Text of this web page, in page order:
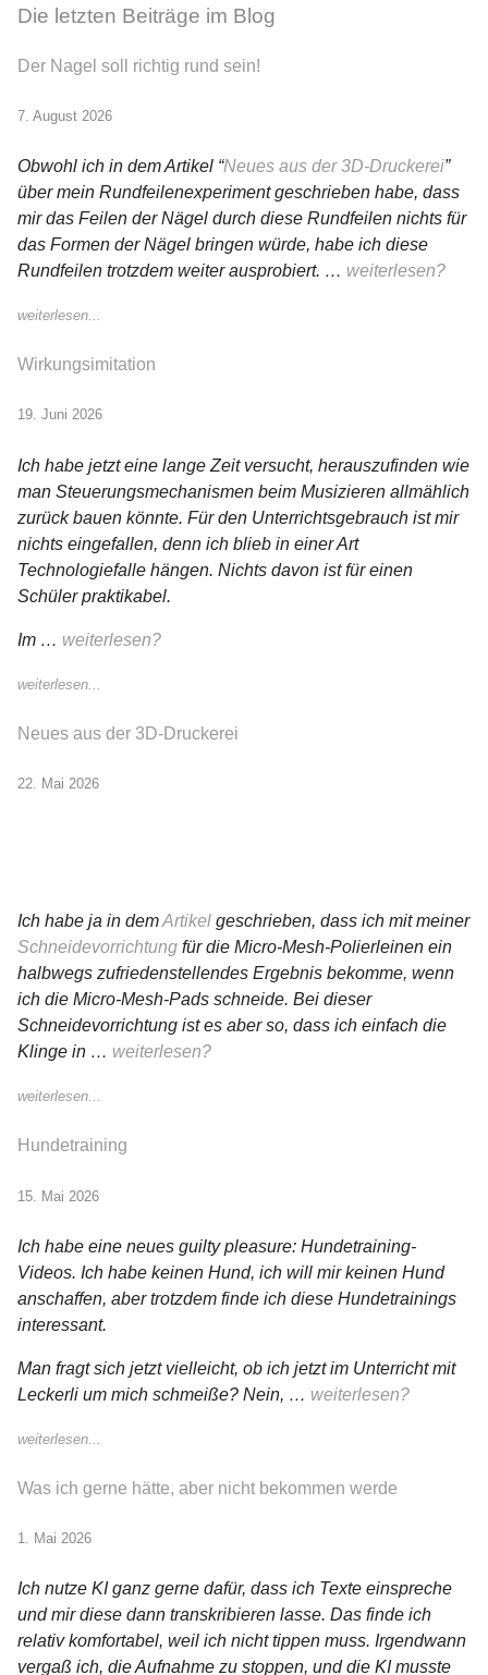
Die letzten Beiträge im Blog
Der Nagel soll richtig rund sein!
7. August 2026
Obwohl ich in dem Artikel “Neues aus der 3D-Druckerei”
über mein Rundfeilenexperiment geschrieben habe, dass
mir das Feilen der Nägel durch diese Rundfeilen nichts für
das Formen der Nägel bringen würde, habe ich diese
Rundfeilen trotzdem weiter ausprobiert. … weiterlesen?
weiterlesen...
Wirkungsimitation
19. Juni 2026
Ich habe jetzt eine lange Zeit versucht, herauszufinden wie
man Steuerungsmechanismen beim Musizieren allmählich
zurück bauen könnte. Für den Unterrichtsgebrauch ist mir
nichts eingefallen, denn ich blieb in einer Art
Technologiefalle hängen. Nichts davon ist für einen
Schüler praktikabel.
Im … weiterlesen?
weiterlesen...
Neues aus der 3D-Druckerei
22. Mai 2026
Ich habe ja in demArtikel geschrieben, dass ich mit meiner
Schneidevorrichtung für die Micro-Mesh-Polierleinen ein
halbwegs zufriedenstellendes Ergebnis bekomme, wenn
ich die Micro-Mesh-Pads schneide. Bei dieser
Schneidevorrichtung ist es aber so, dass ich einfach die
Klinge in … weiterlesen?
weiterlesen...
Hundetraining
15. Mai 2026
Ich habe eine neues guilty pleasure: Hundetraining-
Videos. Ich habe keinen Hund, ich will mir keinen Hund
anschaffen, aber trotzdem finde ich diese Hundetrainings
interessant.
Man fragt sich jetzt vielleicht, ob ich jetzt im Unterricht mit
Leckerli um mich schmeiße? Nein, … weiterlesen?
weiterlesen...
Was ich gerne hätte, aber nicht bekommen werde
1. Mai 2026
Ich nutze KI ganz gerne dafür, dass ich Texte einspreche
und mir diese dann transkribieren lasse. Das finde ich
relativ komfortabel, weil ich nicht tippen muss. Irgendwann
vergaß ich, die Aufnahme zu stoppen, und die KI musste